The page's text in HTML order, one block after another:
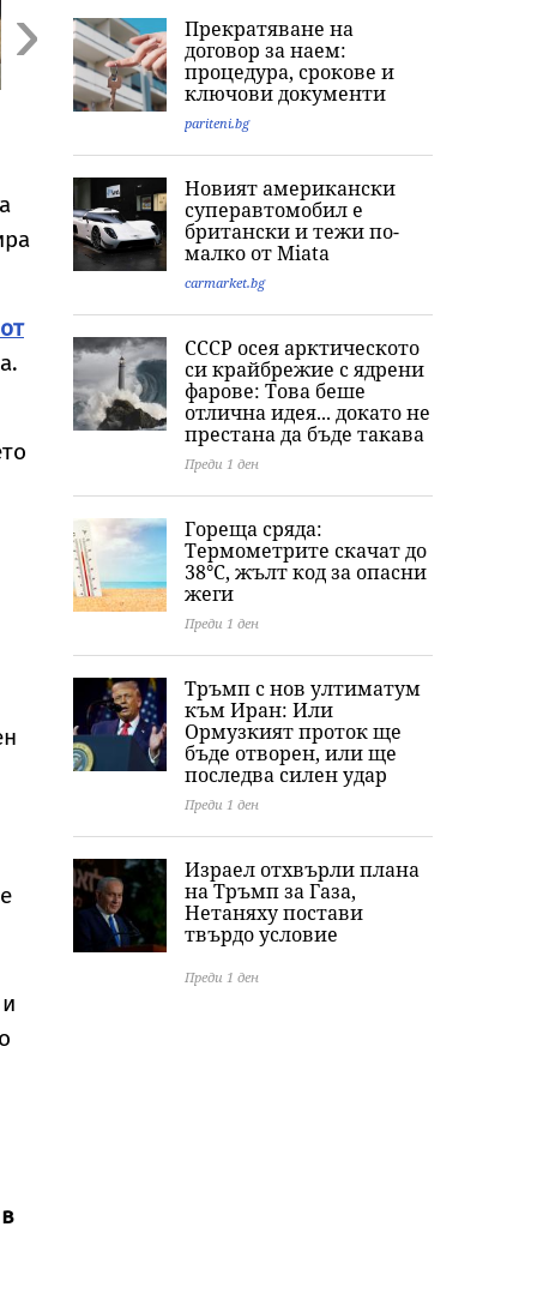
Радев за случая в
Чуждестранните
политици да не
прибързват с
оценките за
България
Времето в
четвъртък: Жега до
37° и краткотрайни
наркобос в
Прекратяване на
договор за наем:
процедура, срокове и
ключови документи
pariteni.bg
Новият американски
суперавтомобил е
британски и тежи по-
малко от Miata
carmarket.bg
СССР осея арктическото
си крайбрежие с ядрени
фарове: Това беше
отлична идея... докато не
престана да бъде такава
Преди 1 ден
Гореща сряда:
Термометрите скачат до
38°C, жълт код за опасни
жеги
Преди 1 ден
Тръмп с нов ултиматум
към Иран: Или
Ормузкият проток ще
бъде отворен, или ще
последва силен удар
Преди 1 ден
Израел отхвърли плана
на Тръмп за Газа,
Нетаняху постави
твърдо условие
Преди 1 ден